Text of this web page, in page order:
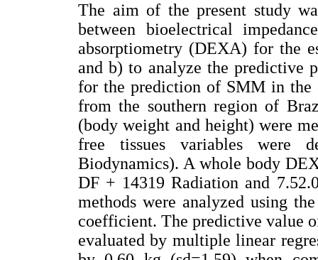
The aim of the present study
between bioelectrical
absorptiometry (DEXA) for the
and b) to analyze the predictive
for the prediction of SMM in the
from the southern region of
(body weight and height) were
free tissues variables were
Biodynamics). A whole body
DF + 14319 Radiation and
methods were analyzed using
coefficient. The predictive value
evaluated by multiple linear